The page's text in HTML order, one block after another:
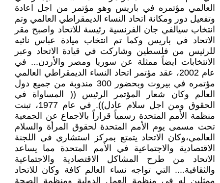
العالمي مؤتمره في باريس وهو مؤتمر من اجل اعادة
وتفعيل دور ومكانة اتحاد النساء الديمقراطي العالمي وتم
انتخاب سيالفي جان الفرنسية رئيسة للاتحاد واصبح مقر
الاتحاد في باريس وكما تم انتخاب ميادة عباس نائبه
للرئيس من فلسطين وشاركت في قيادة الاتحاد وعبر
الانتخابات ايضاً ممثلة عن سوريا ومصر والأردن... في
عام 2002، عقد مؤتمر اتحاد النساء الديمقراطي العالمي
مؤتمره في بيروت وبحضور 300 مندوبة من جميع دول
العالم وكان شعار المؤتمر الرئيس (( المساواة في
الحقوق ومن اجل سلام عادل)). في عام 1977، تبنت
منظمة الأمم المتحدة رسمياً قراراً بالاجماع عن الجمعية
تحت مسمى يوم الأمم المتحدة لحقوق المرأة والسلام
العالمي،وكان الاتحاد يتمتع بمركز استشاري في اللجنة
الاقتصادية والاجتماعية في الأمم المتحدة مما يساعد
الاتحاد من طرح المشاكل الاقتصادية والاجتماعية
والثقافية.... التي تواجه نساء العالم كافة وكان للاتحاد
ممثلين له في منظمة العمل الدولية ومنظمة الصحة